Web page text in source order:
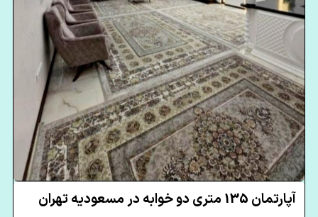
آپارتمان 135 متری دو خوابه در مسعودیه تهران